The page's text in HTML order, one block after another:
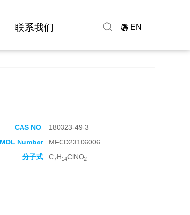
联系我们 EN
CAS NO.
180323-49-3
MDL Number
MFCD23106006
分子式 C7H14ClNO2